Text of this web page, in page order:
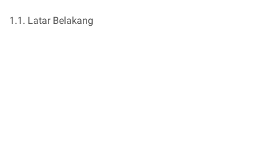
1.1. Latar Belakang